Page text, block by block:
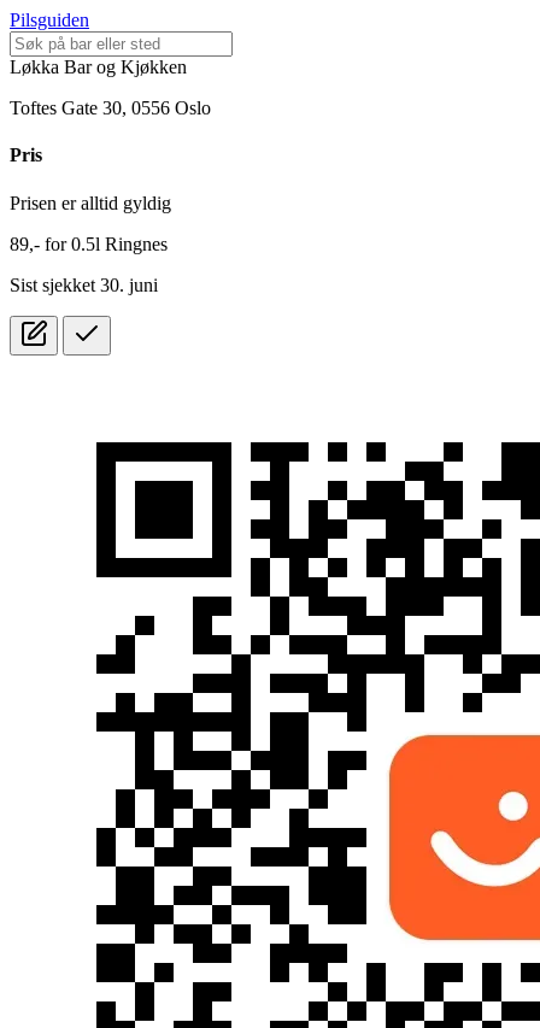
Pilsguiden
Løkka Bar og Kjøkken
Toftes Gate 30, 0556 Oslo
Pris
Prisen er alltid gyldig
89,- for0.5l Ringnes
Sist sjekket 30. juni